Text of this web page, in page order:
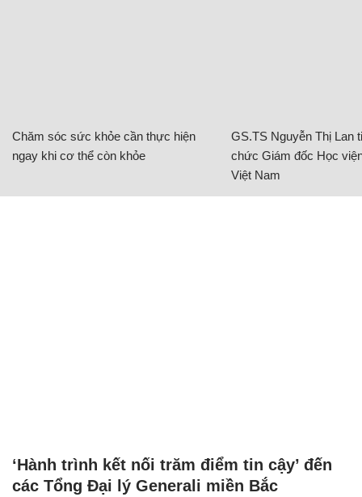
Chăm sóc sức khỏe cần thực hiện
ngay khi cơ thể còn khỏe
GS.TS Nguyễn Thị Lan
chức Giám đốc Học
Việt Nam
‘Hành trình kết nối trăm điểm tin cậy’ đến
các Tổng Đại lý Generali miền Bắc